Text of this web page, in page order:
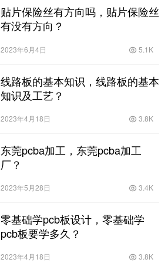
贴片保险丝有方向吗，贴片保险丝
有没有方向？
2023年6月4日 5.1K
线路板的基本知识，线路板的基本
知识及工艺？
2023年4月18日 3.8K
东莞pcba加工，东莞pcba加工
厂？
2023年5月28日 3.4K
零基础学pcb板设计，零基础学
pcb板要学多久？
2023年4月18日 3.8K